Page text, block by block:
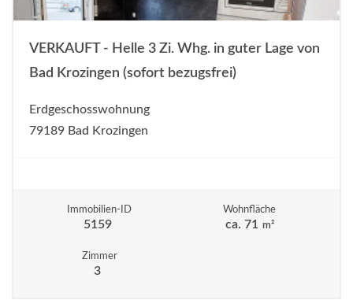
VERKAUFT - Helle 3 Zi. Whg. in guter Lage von
Bad Krozingen (sofort bezugsfrei)
Erdgeschosswohnung
79189 Bad Krozingen
Immobilien-ID
5159
Wohnfläche
ca. 71 m²
Zimmer
3